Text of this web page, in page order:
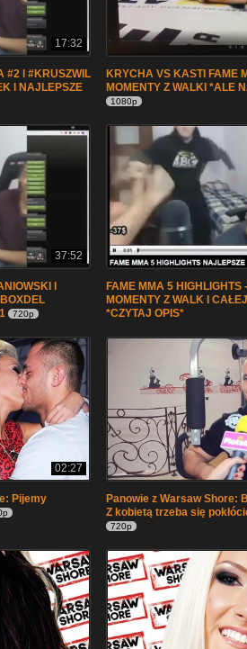
17:32
#2 l #KRUSZWIL
l NAJLEPSZE
KRYCHA VS KASTI FAME
MOMENTY Z WALKI *ALE
1080p
37:52
l
720p
FAME MMA 5 HIGHLIGHTS
MOMENTY Z WALK I
*CZYTAJ OPIS*
02:27
Pijemy
Panowie z Warsaw Shore:
Z kobietą trzeba się
720p